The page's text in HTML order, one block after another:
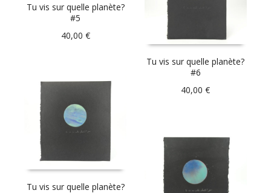
Tu vis sur quelle planète?
#5
40,00 €
Tu vis sur quelle planète?
#6
40,00€
Tu vis sur quelle planète?